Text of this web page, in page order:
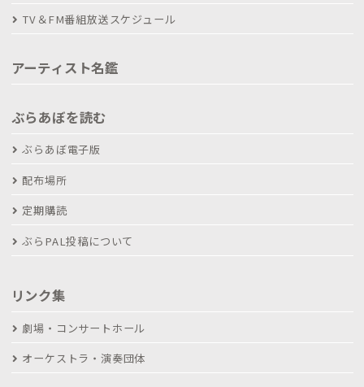
TV＆FM番組放送スケジュール
アーティスト名鑑
ぶらあぼを読む
ぶらあぼ電子版
配布場所
定期購読
ぶらPAL投稿について
リンク集
劇場・コンサートホール
オーケストラ・演奏団体